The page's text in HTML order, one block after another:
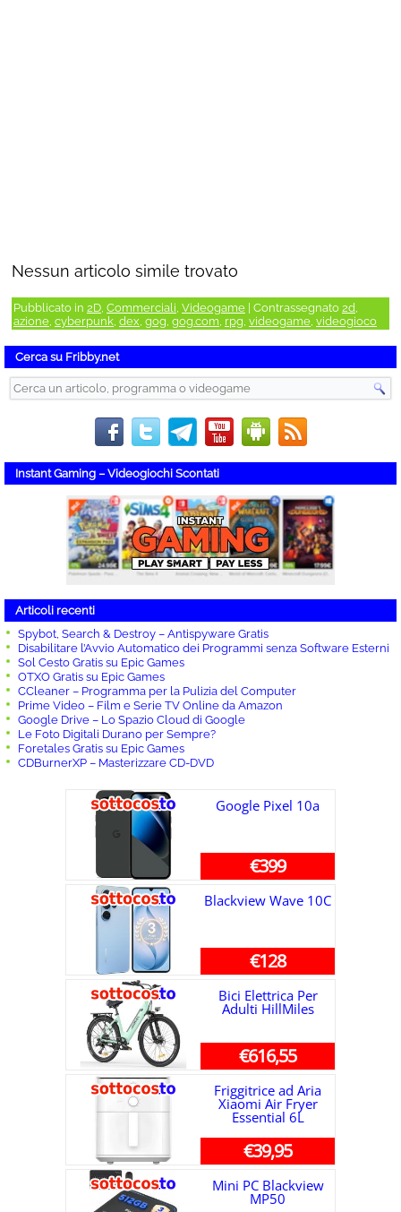
Nessun articolo simile trovato
Pubblicato in 2D Commerciali Videogame | Contrassegnato 2d
azione cyberpunk dex gog gog.com rpg videogame videogioco
Cerca su Fribby.net
Instant Gaming – Videogiochi Scontati
Articoli recenti
Spybot, Search & Destroy – Antispyware Gratis
Disabilitare l’Avvio Automatico dei Programmi senza Software Esterni
Sol Cesto Gratis su Epic Games
OTXO Gratis su Epic Games
CCleaner – Programma per la Pulizia del Computer
Prime Video – Film e Serie TV Online da Amazon
Google Drive – Lo Spazio Cloud di Google
Le Foto Digitali Durano per Sempre?
Foretales Gratis su Epic Games
CDBurnerXP – Masterizzare CD-DVD
Google Pixel 10a
€399
Blackview Wave 10C
€128
Bici Elettrica Per
Adulti HillMiles
€616,55
Friggitrice ad Aria
Xiaomi Air Fryer
Essential 6L
€39,95
Mini PC Blackview
MP50